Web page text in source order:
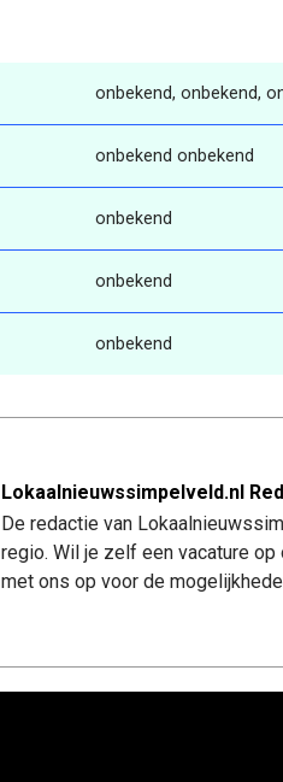
onbekend, onbekend,
onbekend onbekend
onbekend
onbekend
onbekend
Lokaalnieuwssimpelveld.nl
De redactie van
regio. Wil je zelf een vacature
met ons op voor de